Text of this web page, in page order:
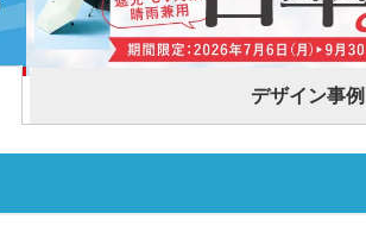
デザイン事例
キャンバストートバッグ
(8oz～)
保冷バッグ・レジかごバッ
クリア・ビニールポーチ
フラットポーチ
バンブーマグカップ